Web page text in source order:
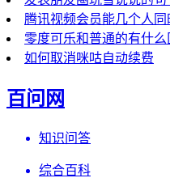
腾讯视频会员能几个人同
零度可乐和普通的有什么
如何取消咪咕自动续费
百问网
知识问答
综合百科